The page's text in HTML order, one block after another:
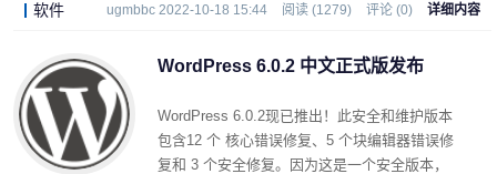
软件 ugmbbc 2022-10-18 15:44 阅读 (1279) 评论 (0) 详细内容
WordPress 6.0.2 中文正式版发布
WordPress 6.0.2现已推出！此安全和维护版本
包含12 个 核心错误修复、5 个块编辑器错误修
复和 3 个安全修复。因为这是一个安全版本，